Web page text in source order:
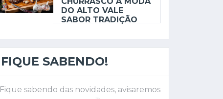
DO ALTO VALE
SABOR TRADIÇÃO
FIQUE SABENDO!
Fique sabendo das novidades, avisaremos